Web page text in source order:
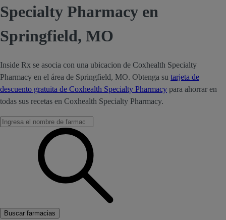
Specialty Pharmacy en
Springfield, MO
Inside Rx se asocia con una ubicacion de Coxhealth Specialty
Pharmacy en el área de Springfield, MO. Obtenga su tarjeta de
descuento gratuita de Coxhealth Specialty Pharmacy para ahorrar en
todas sus recetas en Coxhealth Specialty Pharmacy.
Buscar farmacias